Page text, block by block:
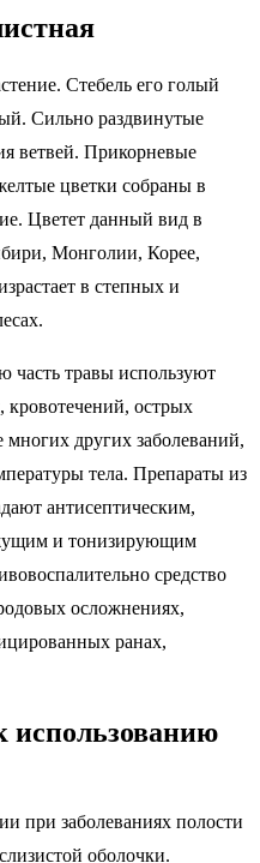
Стебель его голый
Сильно раздвинутые
ветвей. Прикорневые
цветки собраны в
Цветет данный вид в
Монголии, Корее,
в степных и
часть травы используют
кровотечений, острых
многих других заболеваний,
тела. Препараты из
антисептическим,
и тонизирующим
средство
осложнениях,
ранах,
использованию
при заболеваниях полости
оболочки.